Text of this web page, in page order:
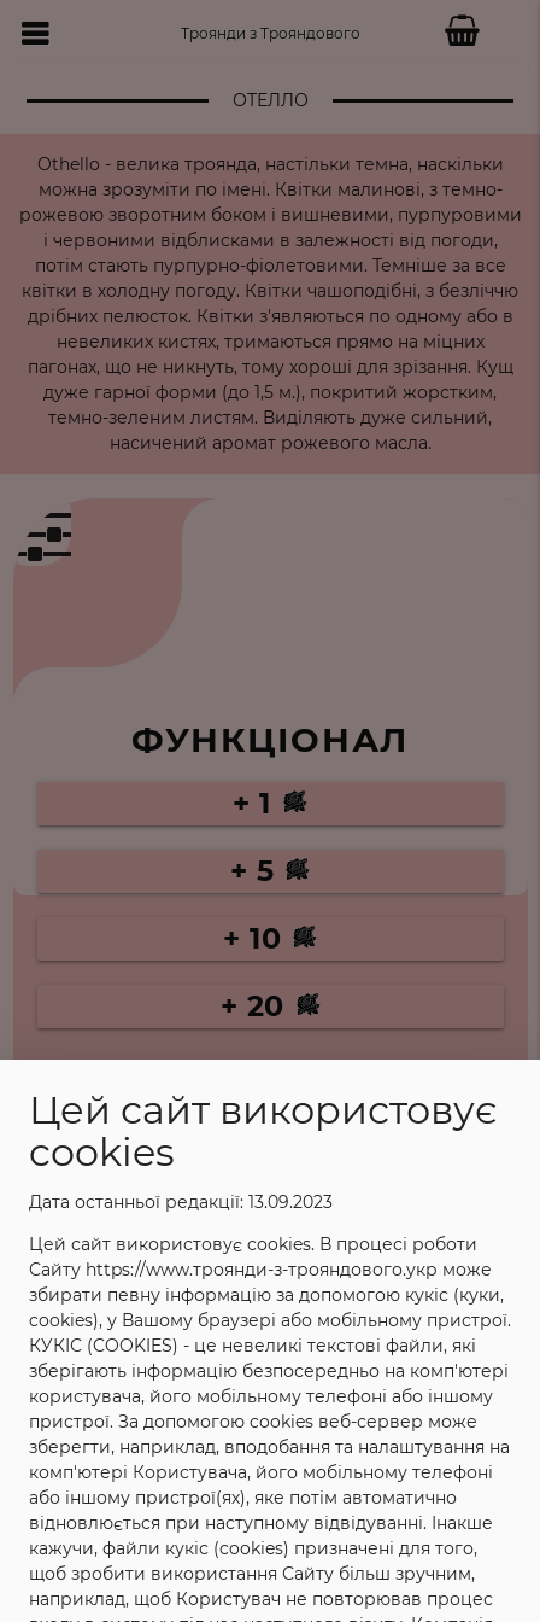
Цей сайт використовує
cookies
Дата останньої редакції: 13.09.2023
Цей сайт використовує cookies. В процесі роботи
Сайту https://www.троянди-з-трояндового.укр може
збирати певну інформацію за допомогою кукіс (куки,
cookies), у Вашому браузері або мобільному пристрої.
КУКІС (COOKIES) - це невеликі текстові файли, які
зберігають інформацію безпосередньо на комп'ютері
користувача, його мобільному телефоні або іншому
пристрої. За допомогою cookies веб-сервер може
зберегти, наприклад, вподобання та налаштування на
комп'ютері Користувача, його мобільному телефоні
або іншому пристрої(ях), яке потім автоматично
відновлюється при наступному відвідуванні. Інакше
кажучи, файли кукіс (cookies) призначені для того,
щоб зробити використання Сайту більш зручним,
наприклад, щоб Користувач не повторював процес
Троянди з Трояндового
ОТЕЛЛО
Othello - велика троянда, настільки темна, наскільки
можна зрозуміти по імені. Квітки малинові, з темно-
рожевою зворотним боком і вишневими, пурпуровими
і червоними відблисками в залежності від погоди,
потім стають пурпурно-фіолетовими. Темніше за все
квітки в холодну погоду. Квітки чашоподібні, з безліччю
дрібних пелюсток. Квітки з'являються по одному або в
невеликих кистях, тримаються прямо на міцних
пагонах, що не никнуть, тому хороші для зрізання. Кущ
дуже гарної форми (до 1,5 м.), покритий жорстким,
темно-зеленим листям. Виділяють дуже сильний,
насичений аромат рожевого масла.
ФУНКЦІОНАЛ
+ 1
+ 5
+ 10
+ 20
ХАРАКТЕРИСТИКИ
Назва: Отелло
Повна назва: Отелло (Othello) David Austin
Категорія: Англійські
Країна і рік створення: Великобританія,1986р.
Колір: світло-пурпурний
Висота куща: 130-170см
Ширина куща: 120см
Аромат: Легкий